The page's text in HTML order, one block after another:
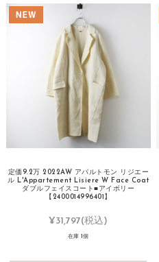
定価9.2万 2022AW アパルトモン リジエー
ル L'Appartement Lisiere W Face Coat
ダブルフェイスコート■アイボリー
【2400014996401】
¥31,797(税込)
在庫 1個